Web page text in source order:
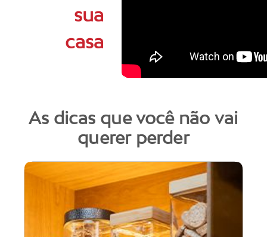
sua
casa
As dicas que você não vai
querer perder